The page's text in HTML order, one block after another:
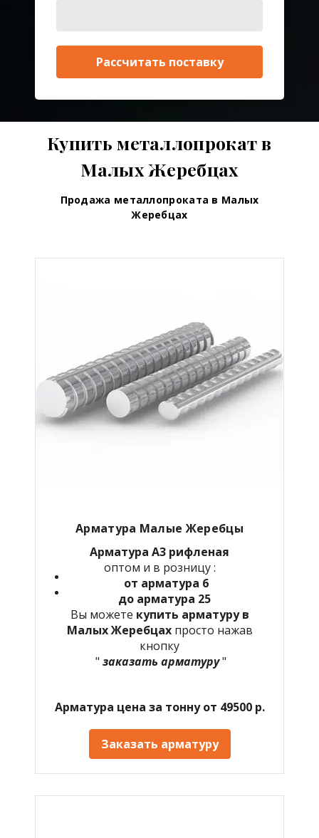
Рассчитать поставку
Купить металлопрокат в
Малых Жеребцах
Продажа металлопроката в Малых
Жеребцах
Арматура Малые Жеребцы
Арматура А3 рифленая
оптом и в розницу :
от арматура 6
до арматура 25
Вы можете купить арматуру в
Малых Жеребцах просто нажав
кнопку
" заказать арматуру"
Арматура цена за тонну от 49500 р.
Заказать арматуру